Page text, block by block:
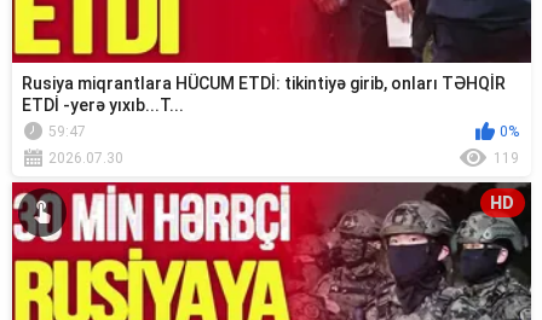
Rusiya miqrantlara HÜCUM ETDİ: tikintiyə girib, onları TƏHQİR
ETDİ -yerə yıxıb...T...
59:47
0%
2026.07.30
119
HD